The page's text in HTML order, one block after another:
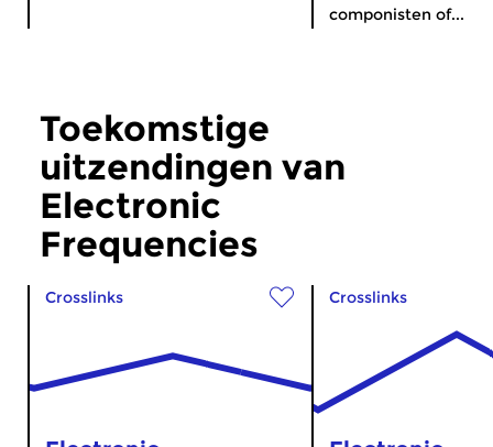
componisten of...
Toekomstige
uitzendingen van
Electronic
Frequencies
Crosslinks Crosslinks